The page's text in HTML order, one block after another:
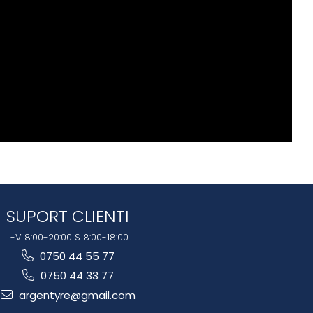
SUPORT CLIENTI
L-V 8:00-20:00 S 8:00-18:00
0750 44 55 77
0750 44 33 77
argentyre@gmail.com